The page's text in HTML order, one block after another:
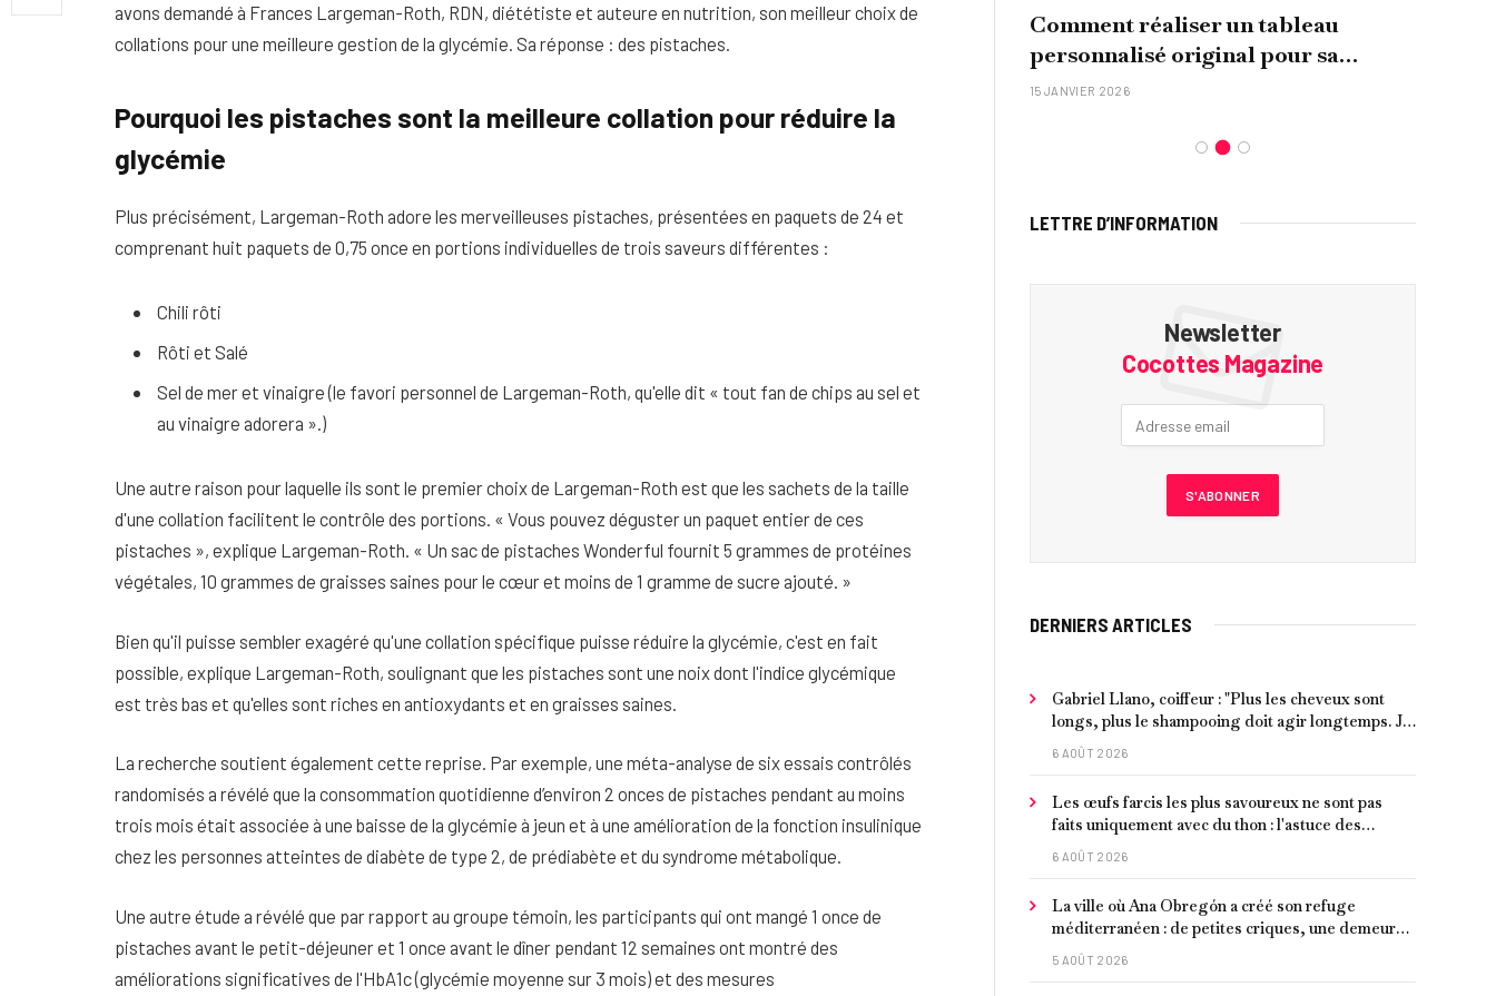
avons demandé à Frances Largeman-Roth, RDN, diététiste et auteure en nutrition, son meilleur choix de
collations pour une meilleure gestion de la glycémie. Sa réponse : des pistaches.
Pourquoi les pistaches sont la meilleure collation pour réduire la
glycémie
Plus précisément, Largeman-Roth adore les merveilleuses pistaches, présentées en paquets de 24 et
comprenant huit paquets de 0,75 once en portions individuelles de trois saveurs différentes :
Chili rôti
Rôti et Salé
Sel de mer et vinaigre (le favori personnel de Largeman-Roth, qu'elle dit « tout fan de chips au sel et
au vinaigre adorera ».)
Une autre raison pour laquelle ils sont le premier choix de Largeman-Roth est que les sachets de la taille
d'une collation facilitent le contrôle des portions. « Vous pouvez déguster un paquet entier de ces
pistaches », explique Largeman-Roth. « Un sac de pistaches Wonderful fournit 5 grammes de protéines
végétales, 10 grammes de graisses saines pour le cœur et moins de 1 gramme de sucre ajouté. »
Bien qu'il puisse sembler exagéré qu'une collation spécifique puisse réduire la glycémie, c'est en fait
possible, explique Largeman-Roth, soulignant que les pistaches sont une noix dont l'indice glycémique
est très bas et qu'elles sont riches en antioxydants et en graisses saines.
La recherche soutient également cette reprise. Par exemple, une méta-analyse de six essais contrôlés
randomisés a révélé que la consommation quotidienne d’environ 2 onces de pistaches pendant au moins
trois mois était associée à une baisse de la glycémie à jeun et à une amélioration de la fonction insulinique
chez les personnes atteintes de diabète de type 2, de prédiabète et du syndrome métabolique.
Une autre étude a révélé que par rapport au groupe témoin, les participants qui ont mangé 1 once de
pistaches avant le petit-déjeuner et 1 once avant le dîner pendant 12 semaines ont montré des
améliorations significatives de l'HbA1c (glycémie moyenne sur 3 mois) et des mesures
Quel soin adopter pour une peau
uniforme et lumineuse
Peau sèche et sensible : quels soins
utiliser pour ne pas l’irriter ?
Comment réaliser un tableau
personnalisé original pour sa
famille ?
15 JANVIER 2026
LETTRE D’INFORMATION
Newsletter
Cocottes Magazine
DERNIERS ARTICLES
Gabriel Llano, coiffeur : "Plus les cheveux sont
longs, plus le shampooing doit agir longtemps. Je
conseille de le laisser entre 1 et 3 minutes."
6 AOÛT 2026
Les œufs farcis les plus savoureux ne sont pas
faits uniquement avec du thon : l'astuce des
moules marinées pour les rendre beaucoup plus
6 AOÛT 2026
La ville où Ana Obregón a créé son refuge
méditerranéen : de petites criques, une demeure
de millionnaire face à la mer et les meilleurs fruits
5 AOÛT 2026